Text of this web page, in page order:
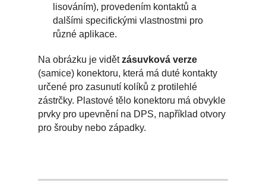
lisováním), provedením kontaktů a
dalšími specifickými vlastnostmi pro
různé aplikace.
Na obrázku je vidětzásuvková verze
(samice) konektoru, která má duté kontakty
určené pro zasunutí kolíků z protilehlé
zástrčky. Plastové tělo konektoru má obvykle
prvky pro upevnění na DPS, například otvory
pro šrouby nebo západky.